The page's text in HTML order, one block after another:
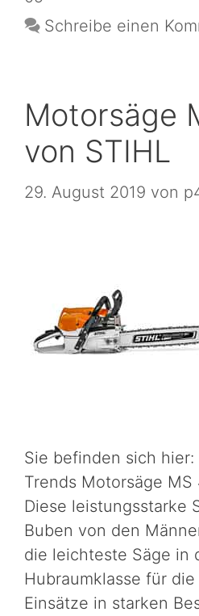
Schreibe einen
Motorsäge
von STIHL
29. August 2019 von
Sie befinden sich
Trends Motorsäge
Diese leistungsstarke
Buben von den
die leichteste Säge in
Hubraumklasse für
Einsätze in starken